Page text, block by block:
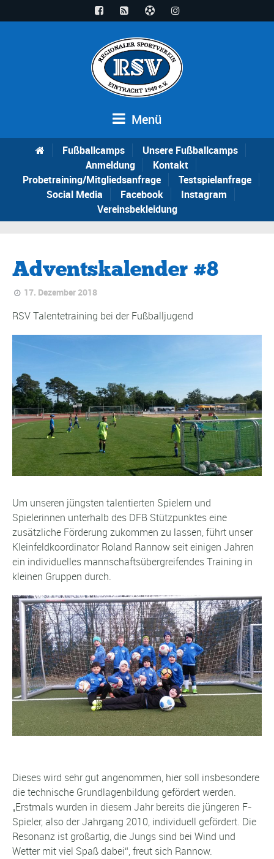
Menü
Fußballcamps
Unsere Fußballcamps
Anmeldung
Kontakt
Probetraining/Mitgliedsanfrage
Testspielanfrage
Social Media
Facebook
Instagram
Vereinsbekleidung
Adventskalender #8
17. Dezember 2018
RSV Talentetraining bei der Fußballjugend
Um unseren jüngsten talentierten Spielern und
Spielerinnen unterhalb des DFB Stützpunktes eine
zusätzliche Förderung zukommen zu lassen, führt unser
Kleinfeldkoordinator Roland Rannow seit einigen Jahren
ein individuelles mannschaftsübergreifendes Training in
kleinen Gruppen durch.
Dieses wird sehr gut angenommen, hier soll insbesondere
die technische Grundlagenbildung gefördert werden.
„Erstmals wurden in diesem Jahr bereits die jüngeren F-
Spieler, also der Jahrgang 2010, individuell gefördert. Die
Resonanz ist großartig, die Jungs sind bei Wind und
Wetter mit viel Spaß dabei“, freut sich Rannow.